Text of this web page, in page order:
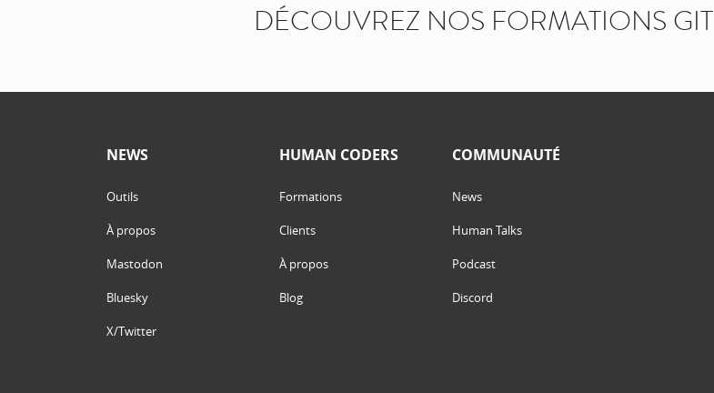
DÉCOUVREZ NOS FORMATIONS GIT
NEWS
Outils
À propos
Mastodon
Bluesky
X/Twitter
HUMAN CODERS
Formations
Clients
À propos
Blog
COMMUNAUTÉ
News
Human Talks
Podcast
Discord